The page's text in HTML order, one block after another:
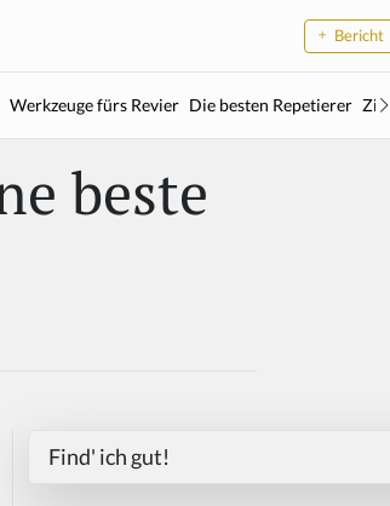
Bericht
Werkzeuge fürs Revier Die besten Repetierer
beste
Find' ich gut!